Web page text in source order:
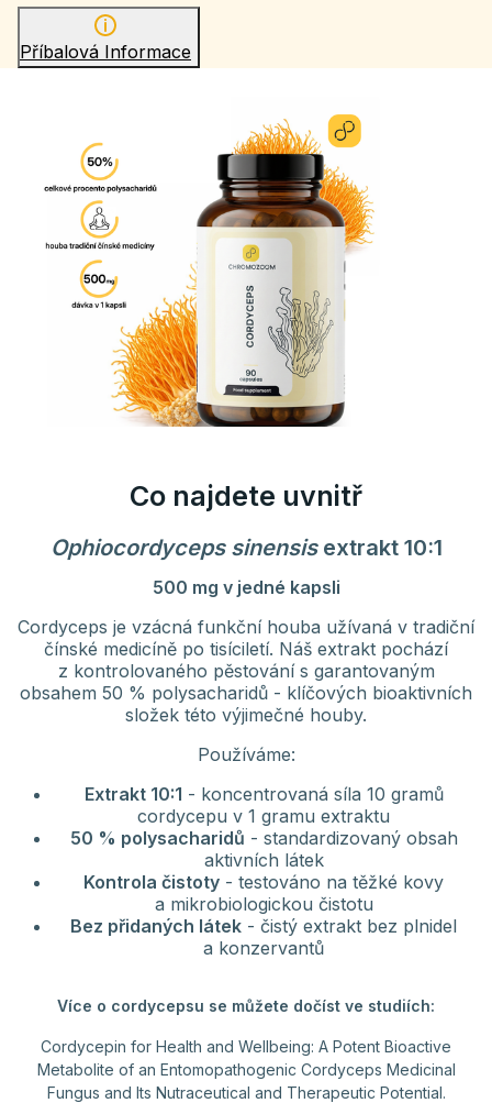
Příbalová Informace
Co najdete uvnitř
Ophiocordyceps sinensisextrakt 10:1
500 mg v jedné kapsli
Cordyceps je vzácná funkční houba užívaná v tradiční
čínské medicíně po tisíciletí. Náš extrakt pochází
z kontrolovaného pěstování s garantovaným
obsahem 50 % polysacharidů - klíčových bioaktivních
složek této výjimečné houby.
Používáme:
Extrakt 10:1 - koncentrovaná síla 10 gramů
cordycepu v 1 gramu extraktu
50 % polysacharidů - standardizovaný obsah
aktivních látek
Kontrola čistoty - testováno na těžké kovy
a mikrobiologickou čistotu
Bez přidaných látek - čistý extrakt bez plnidel
a konzervantů
Více o cordycepsu se můžete dočíst ve studiích:
Cordycepin for Health and Wellbeing: A Potent Bioactive
Metabolite of an Entomopathogenic Cordyceps Medicinal
Fungus and Its Nutraceutical and Therapeutic Potential.